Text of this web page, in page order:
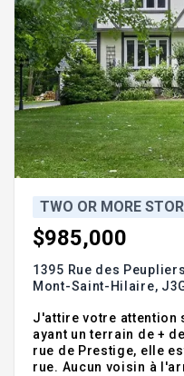
TWO OR MORE
$985,000
1395 Rue des
Mont-Saint-Hilaire,
J'attire votre attention
ayant un terrain de +
rue de Prestige, elle
rue. Aucun voisin à